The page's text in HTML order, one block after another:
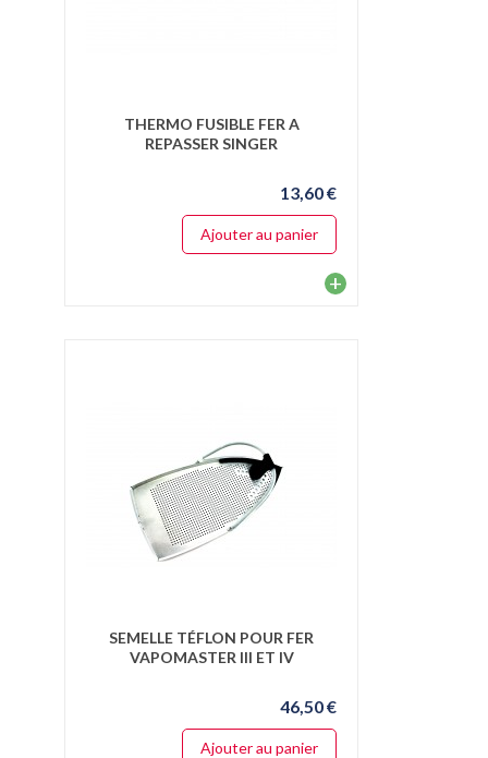
THERMO FUSIBLE FER A
REPASSER SINGER
13,60 €
Ajouter au panier
+
SEMELLE TÉFLON POUR FER
VAPOMASTER III ET IV
46,50 €
Ajouter au panier